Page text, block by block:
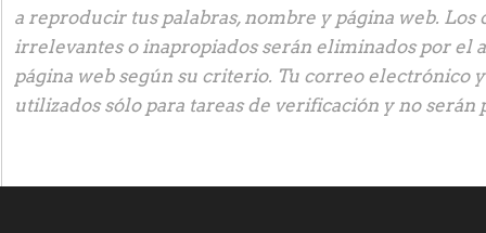
a reproducir tus palabras, nombre y página web. Los
irrelevantes o inapropiados serán eliminados por el
página web según su criterio. Tu correo electrónico
utilizados sólo para tareas de verificación y no serán